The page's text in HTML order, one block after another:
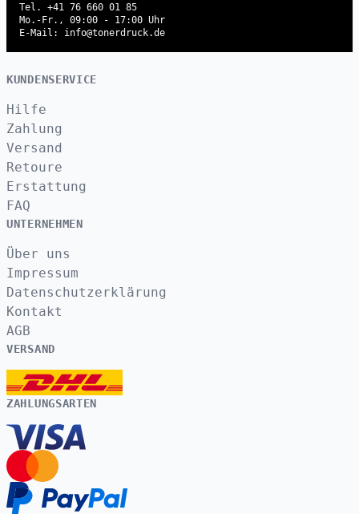
Tel. +41 76 660 01 85
Mo.-Fr., 09:00 - 17:00 Uhr
E-Mail: info@tonerdruck.de
KUNDENSERVICE
Hilfe
Zahlung
Versand
Retoure
Erstattung
FAQ
UNTERNEHMEN
Über uns
Impressum
Datenschutzerklärung
Kontakt
AGB
VERSAND
ZAHLUNGSARTEN